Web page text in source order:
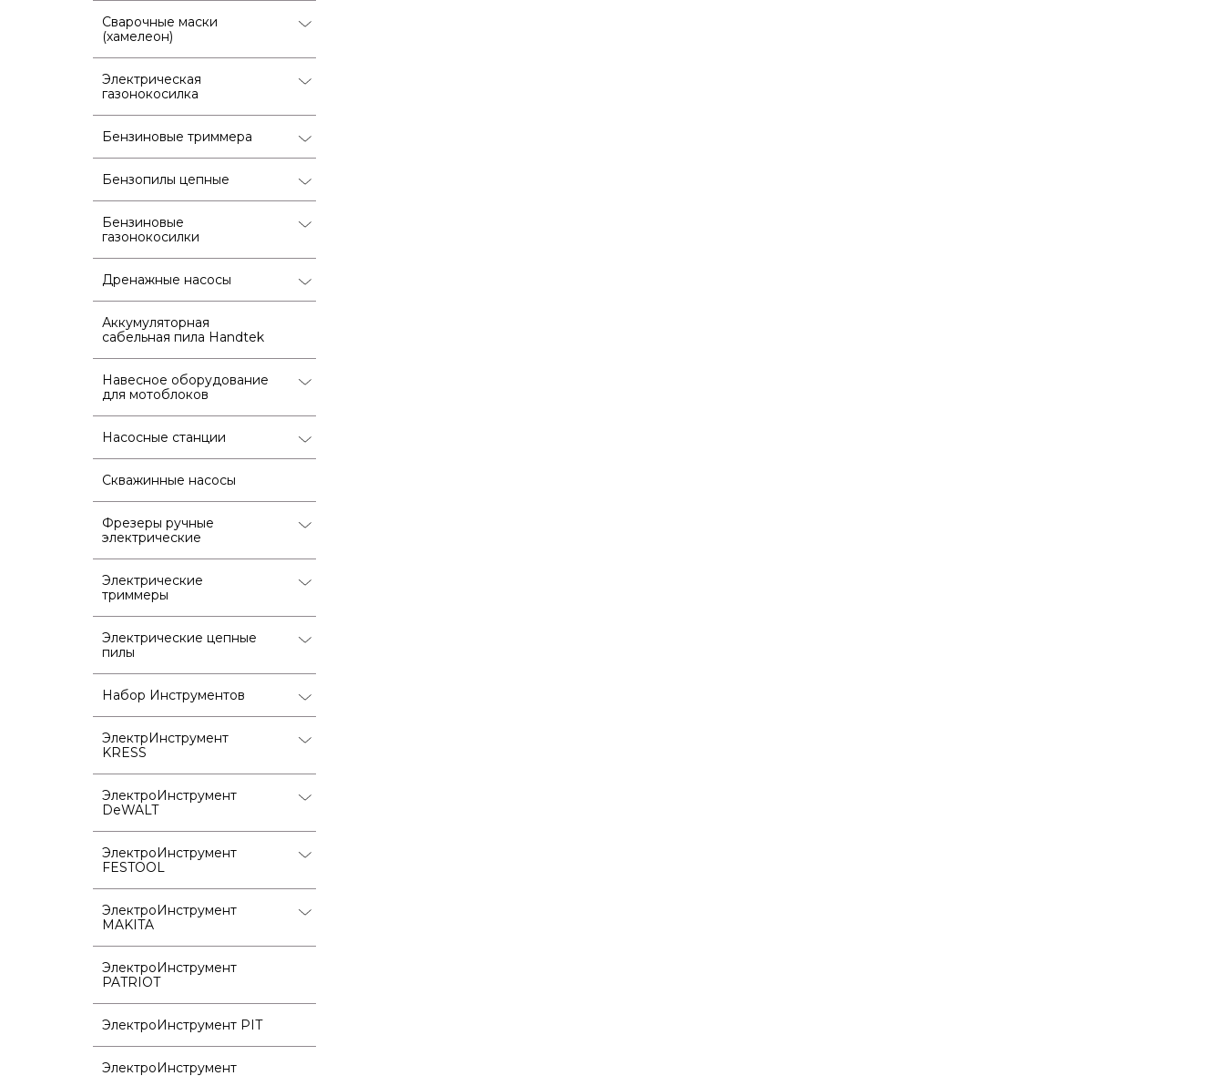
Сварочные маски
(хамелеон)
Электрическая
газонокосилка
Бензиновые триммера
Бензопилы цепные
Бензиновые
газонокосилки
Дренажные насосы
Аккумуляторная
сабельная пила Handtek
Навесное оборудование
для мотоблоков
Насосные станции
Скважинные насосы
Фрезеры ручные
электрические
Электрические
триммеры
Электрические цепные
пилы
Набор Инструментов
ЭлектрИнструмент
KRESS
ЭлектроИнструмент
DeWALT
ЭлектроИнструмент
FESTOOL
ЭлектроИнструмент
MAKITA
ЭлектроИнструмент
PATRIOT
ЭлектроИнструмент PIT
ЭлектроИнструмент